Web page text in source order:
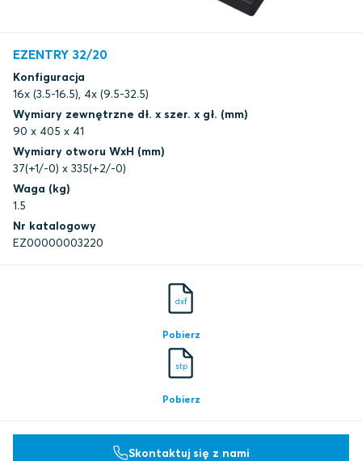
EZENTRY 32/20
Konfiguracja
16x (3.5-16.5), 4x (9.5-32.5)
Wymiary zewnętrzne dł. x szer. x gł. (mm)
90 x 405 x 41
Wymiary otworu WxH (mm)
37(+1/-0) x 335(+2/-0)
Waga (kg)
1.5
Nr katalogowy
EZ00000003220
dxf
Pobierz
stp
Pobierz
Skontaktuj się z nami